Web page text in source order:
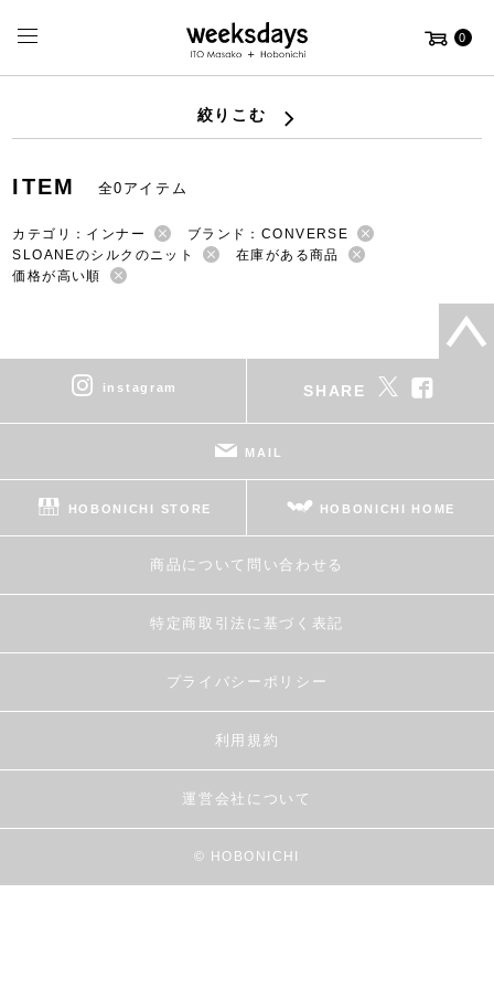
0
絞りこむ
ITEM 全0アイテム
カテゴリ：インナー
ブランド：CONVERSE
SLOANEのシルクのニット
在庫がある商品
価格が高い順
instagram SHARE
MAIL
HOBONICHI STORE HOBONICHI HOME
商品について問い合わせる
特定商取引法に基づく表記
プライバシーポリシー
利用規約
運営会社について
© HOBONICHI